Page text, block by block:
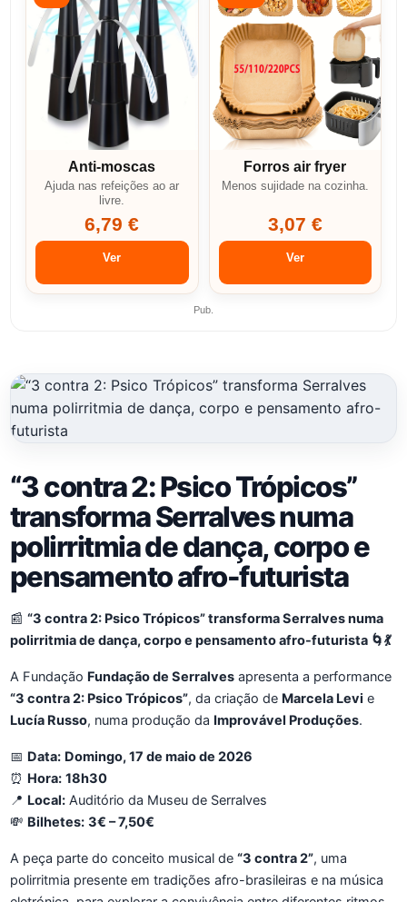
Anti-moscas
Ajuda nas refeições ao ar
livre.
6,79 €
Ver
Forros air fryer
Menos sujidade na cozinha.
3,07 €
Ver
Pub.
“3 contra 2: Psico Trópicos”
transforma Serralves numa
polirritmia de dança, corpo e
pensamento afro-futurista
📰 “3 contra 2: Psico Trópicos” transforma Serralves numa
polirritmia de dança, corpo e pensamento afro-futurista 🌀💃
A Fundação Fundação de Serralves apresenta a performance
“3 contra 2: Psico Trópicos”, da criação de Marcela Levi e
Lucía Russo, numa produção da Improvável Produções.
📅 Data: Domingo, 17 de maio de 2026
⏰ Hora: 18h30
📍 Local: Auditório da Museu de Serralves
💸 Bilhetes: 3€ – 7,50€
A peça parte do conceito musical de “3 contra 2”, uma
polirritmia presente em tradições afro-brasileiras e na música